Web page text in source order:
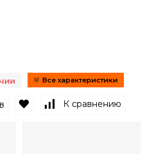
Все характеристики
В избранное
К сравнению